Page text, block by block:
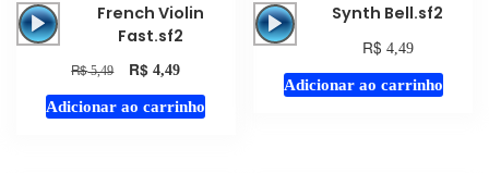
Tocador
de
French Violin
Fast.sf2
R$5,49 R$ 4,49
Adicionar ao carrinho
Tocador
áudio
Synth Bell.sf2
R$ 4,49
Adicionar ao carrinho